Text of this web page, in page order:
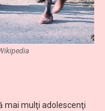
mai mulţi adolescenţi